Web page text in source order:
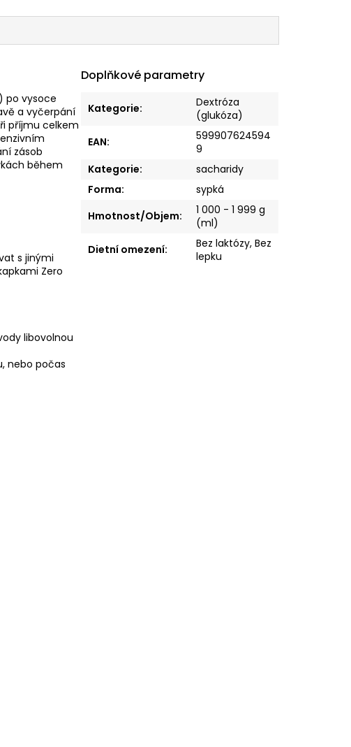
po vysoce
a vyčerpání
příjmu celkem
zásob
během
s jinými
Zero
libovolnou
nebo počas
Doplňkové parametry
Kategorie:
Dextróza
(glukóza)
EAN:
599907624594
9
Kategorie:
sacharidy
Forma:
sypká
Hmotnost/Objem:
1 000 - 1 999 g
(ml)
Dietní omezení:
Bez laktózy, Bez
lepku